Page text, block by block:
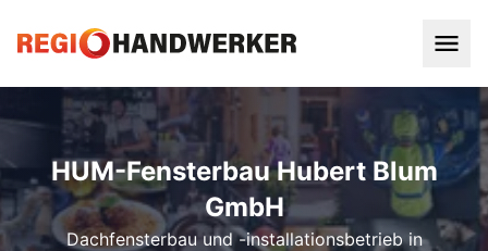
HUM-Fensterbau Hubert Blum
GmbH
Dachfensterbau und -installationsbetrieb in